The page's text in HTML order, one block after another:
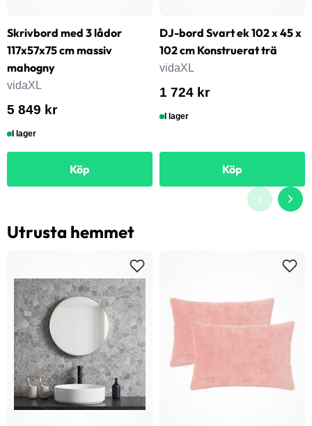
Skrivbord med 3 lådor
117x57x75 cm massiv
mahogny
vidaXL
5 849 kr
I lager
Köp
DJ-bord Svart ek 102 x 45 x
102 cm Konstruerat trä
vidaXL
1 724 kr
I lager
Köp
Utrusta hemmet